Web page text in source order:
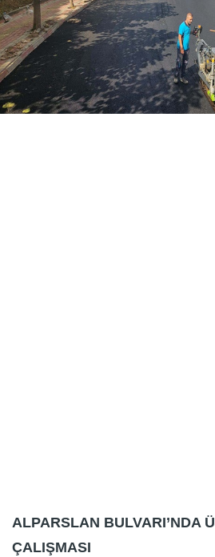
ALPARSLAN BULVARI’NDA
ÇALIŞMASI